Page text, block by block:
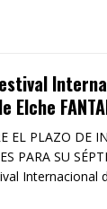
Elche
EL PLAZO DE
PARA SU
Internacional